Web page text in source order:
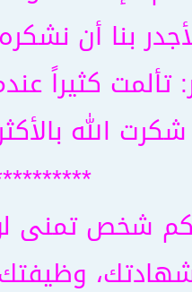
بنا أن
تألمت كثيراً
الله
كم شخص تمنى